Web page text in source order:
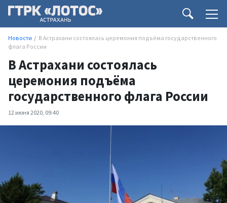
Новости
В Астрахани состоялась церемония подъёма государственного
флага России
В Астрахани состоялась
церемония подъёма
государственного флага России
12 июня 2020, 09:40